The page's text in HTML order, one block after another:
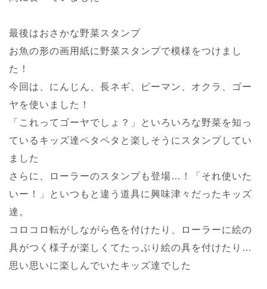
最後はおさかな野菜スタンプ
お魚の形の画用紙に野菜スタンプで模様をつけまし
た！
今回は、にんじん、長ネギ、ピーマン、オクラ、ゴー
ヤを使いました！
「これってゴーヤでしょ？」といろいろな野菜を知っ
ているキッズ達ペタペタと楽しそうにスタンプしてい
ました
さらに、ローラーのスタンプも登場…！「それ使いた
いー！」といつもと違う道具に興味津々だったキッズ
達。
コロコロ転がしながら色を付けたり、ローラーに絵の
具がつく様子が楽しくてたっぷり絵の具を付けたり…
思い思いに楽しんでいたキッズ達でした